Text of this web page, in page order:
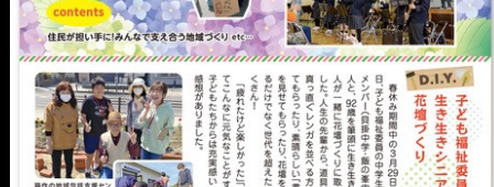
コ
ン
テ
ン
ツ
へ